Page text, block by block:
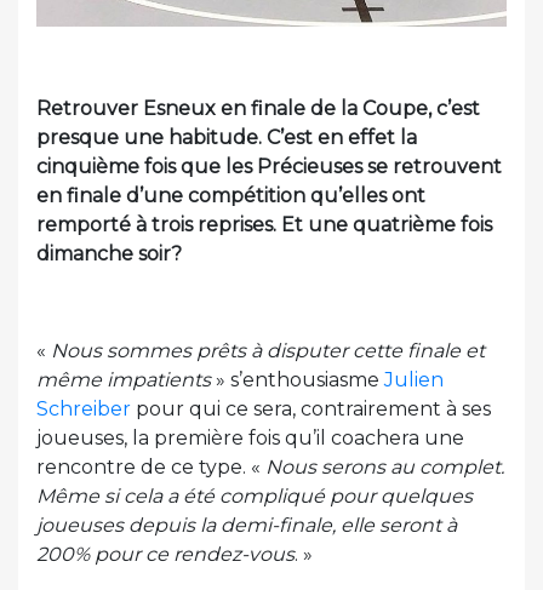
Retrouver Esneux en finale de la Coupe, c’est
presque une habitude. C’est en effet la
cinquième fois que les Précieuses se retrouvent
en finale d’une compétition qu’elles ont
remporté à trois reprises. Et une quatrième fois
dimanche soir?
« Nous sommes prêts à disputer cette finale et
même impatients» s’enthousiasmeJulien
Schreiber pour qui ce sera, contrairement à ses
joueuses, la première fois qu’il coachera une
rencontre de ce type. « Nous serons au complet.
Même si cela a été compliqué pour quelques
joueuses depuis la demi-finale, elle seront à
200% pour ce rendez-vous. »